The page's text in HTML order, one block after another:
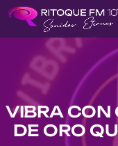
VIBRA CON
DE ORO